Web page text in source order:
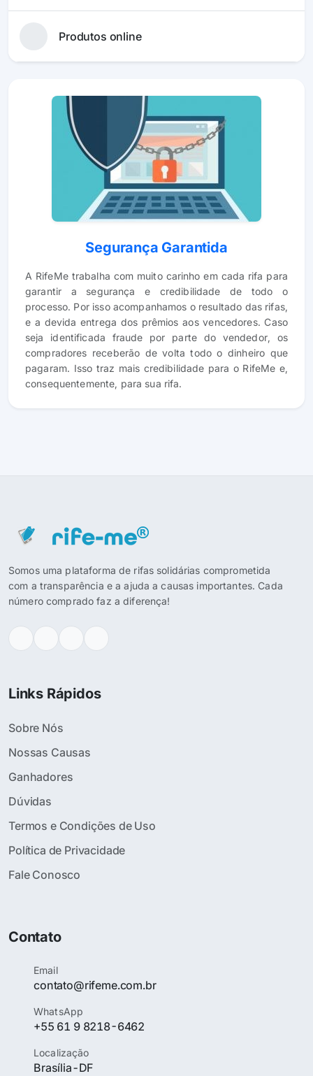
Produtos online
Segurança Garantida
A RifeMe trabalha com muito carinho em cada rifa para
garantir a segurança e credibilidade de todo o
processo. Por isso acompanhamos o resultado das rifas,
e a devida entrega dos prêmios aos vencedores. Caso
seja identificada fraude por parte do vendedor, os
compradores receberão de volta todo o dinheiro que
pagaram. Isso traz mais credibilidade para o RifeMe e,
consequentemente, para sua rifa.
Somos uma plataforma de rifas solidárias comprometida
com a transparência e a ajuda a causas importantes. Cada
número comprado faz a diferença!
Links Rápidos
Sobre Nós
Nossas Causas
Ganhadores
Dúvidas
Termos e Condições de Uso
Política de Privacidade
Fale Conosco
Contato
Email
contato@rifeme.com.br
WhatsApp
+55 61 9 8218-6462
Localização
Brasília-DF